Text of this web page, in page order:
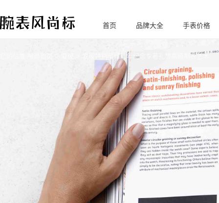
腕
首页 品牌大全 手表价格
爱彼特别呈献周年纪念专著礼赞高级制表艺术